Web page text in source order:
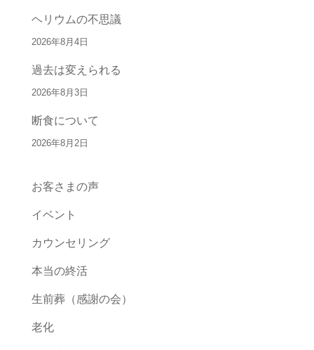
ヘリウムの不思議
2026年8月4日
過去は変えられる
2026年8月3日
断食について
2026年8月2日
お客さまの声
イベント
カウンセリング
本当の終活
生前葬（感謝の会）
老化